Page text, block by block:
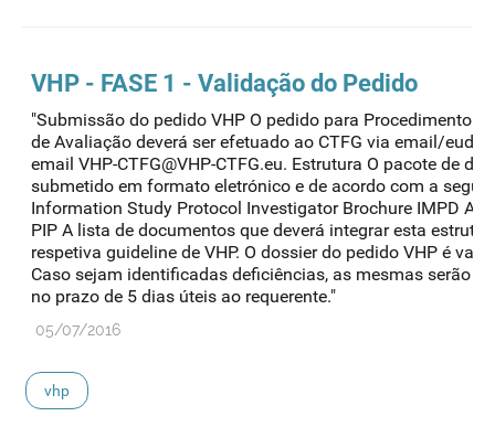
VHP - FASE 1 - Validação do Pedido
"Submissão do pedido VHP O pedido para Procedimento
de Avaliação deverá ser efetuado ao CTFG via email/
email VHP-CTFG@VHP-CTFG.eu. Estrutura O pacote de
submetido em formato eletrónico e de acordo com a
Information Study Protocol Investigator Brochure IMPD
PIP A lista de documentos que deverá integrar esta
respetiva guideline de VHP. O dossier do pedido VHP é
Caso sejam identificadas deficiências, as mesmas serão
no prazo de 5 dias úteis ao requerente."
05/07/2016
vhp